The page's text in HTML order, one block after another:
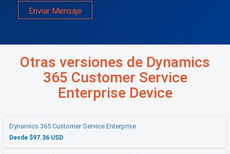
Enviar Mensaje
Otras versiones de Dynamics
365 Customer Service
Enterprise Device
Dynamics 365 Customer Service Enterprise
Desde $97.36 USD